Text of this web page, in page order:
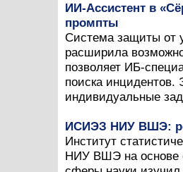
ИИ-Ассистент в
промпты
Система защиты от
расширила
позволяет ИБ-
поиска инцидентов.
индивидуальные
ИСИЭЗ НИУ ВШЭ:
Институт
НИУ ВШЭ на основе